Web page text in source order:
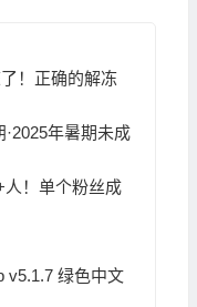
！正确的解冻
年暑期未成
人！单个粉丝成
v5.1.7 绿色中文